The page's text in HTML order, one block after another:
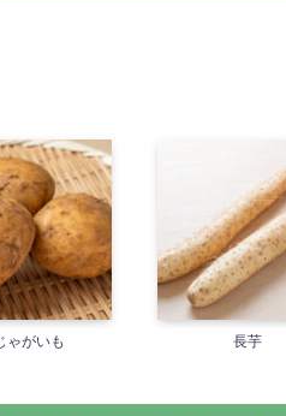
ゃがいも 長芋